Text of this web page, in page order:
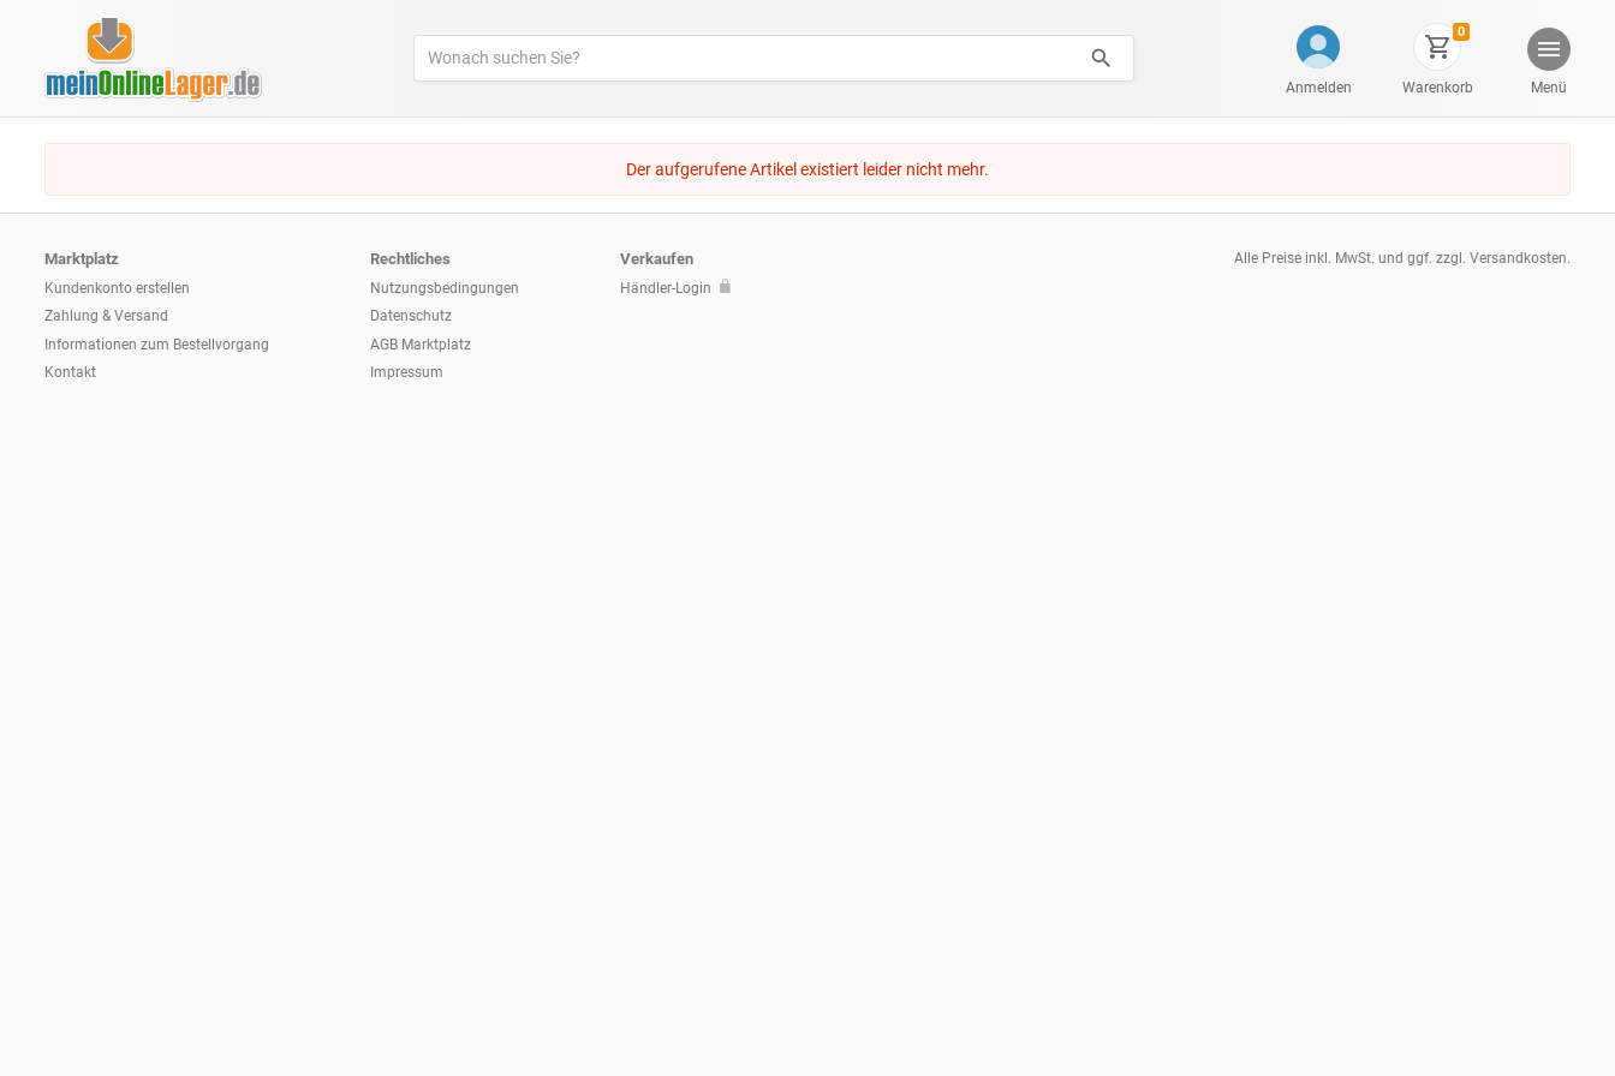
Anmelden
0
Warenkorb Menü
Der aufgerufene Artikel existiert leider nicht mehr.
Marktplatz
Kundenkonto erstellen
Zahlung & Versand
Informationen zum Bestellvorgang
Kontakt
Rechtliches
Nutzungsbedingungen
Datenschutz
AGB Marktplatz
Impressum
Verkaufen
Händler-Login
Alle Preise inkl. MwSt. und ggf. zzgl. Versandkosten.